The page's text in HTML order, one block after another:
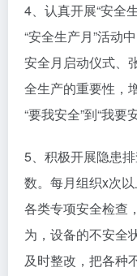
4、认真开展“安全
“安全生产月”活动
安全月启动仪式、
全生产的重要性，
“要我安全”到“我要
5、积极开展隐患
数。每月组织x次
各类专项安全检查
为，设备的不安全
及时整改，把各种